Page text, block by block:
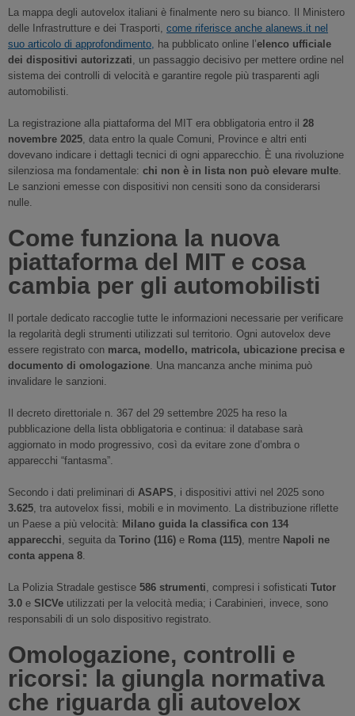
La mappa degli autovelox italiani è finalmente nero su bianco. Il Ministero
delle Infrastrutture e dei Trasporti, come riferisce anche alanews.it nel
suo articolo di approfondimento, ha pubblicato online l’elenco ufficiale
dei dispositivi autorizzati, un passaggio decisivo per mettere ordine nel
sistema dei controlli di velocità e garantire regole più trasparenti agli
automobilisti.
La registrazione alla piattaforma del MIT era obbligatoria entro il 28
novembre 2025, data entro la quale Comuni, Province e altri enti
dovevano indicare i dettagli tecnici di ogni apparecchio. È una rivoluzione
silenziosa ma fondamentale: chi non è in lista non può elevare multe.
Le sanzioni emesse con dispositivi non censiti sono da considerarsi
nulle.
Come funziona la nuova
piattaforma del MIT e cosa
cambia per gli automobilisti
Il portale dedicato raccoglie tutte le informazioni necessarie per verificare
la regolarità degli strumenti utilizzati sul territorio. Ogni autovelox deve
essere registrato con marca, modello, matricola, ubicazione precisa e
documento di omologazione. Una mancanza anche minima può
invalidare le sanzioni.
Il decreto direttoriale n. 367 del 29 settembre 2025 ha reso la
pubblicazione della lista obbligatoria e continua: il database sarà
aggiornato in modo progressivo, così da evitare zone d’ombra o
apparecchi “fantasma”.
Secondo i dati preliminari di ASAPS, i dispositivi attivi nel 2025 sono
3.625, tra autovelox fissi, mobili e in movimento. La distribuzione riflette
un Paese a più velocità: Milano guida la classifica con 134
apparecchi, seguita da Torino (116) e Roma (115), mentre Napoli ne
conta appena 8.
La Polizia Stradale gestisce 586 strumenti, compresi i sofisticati Tutor
3.0 e SICVe utilizzati per la velocità media; i Carabinieri, invece, sono
responsabili di un solo dispositivo registrato.
Omologazione, controlli e
ricorsi: la giungla normativa
che riguarda gli autovelox